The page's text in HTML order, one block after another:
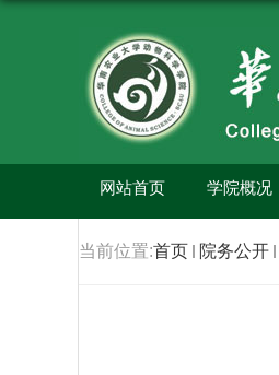
网站首页 学院概况
当前位置:首页 院务公开